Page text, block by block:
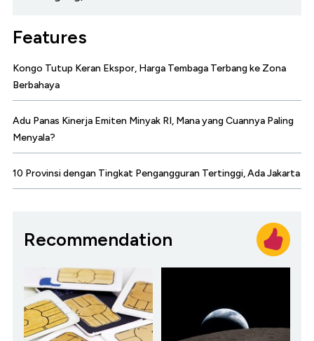
Features
Kongo Tutup Keran Ekspor, Harga Tembaga Terbang ke Zona
Berbahaya
Adu Panas Kinerja Emiten Minyak RI, Mana yang Cuannya Paling
Menyala?
10 Provinsi dengan Tingkat Pengangguran Tertinggi, Ada Jakarta
Recommendation